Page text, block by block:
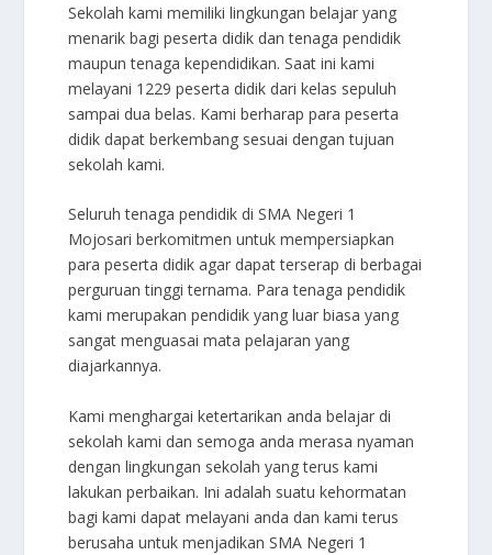
Sekolah kami memiliki lingkungan belajar yang
menarik bagi peserta didik dan tenaga pendidik
maupun tenaga kependidikan. Saat ini kami
melayani 1229 peserta didik dari kelas sepuluh
sampai dua belas. Kami berharap para peserta
didik dapat berkembang sesuai dengan tujuan
sekolah kami.
Seluruh tenaga pendidik di SMA Negeri 1
Mojosari berkomitmen untuk mempersiapkan
para peserta didik agar dapat terserap di berbagai
perguruan tinggi ternama. Para tenaga pendidik
kami merupakan pendidik yang luar biasa yang
sangat menguasai mata pelajaran yang
diajarkannya.
Kami menghargai ketertarikan anda belajar di
sekolah kami dan semoga anda merasa nyaman
dengan lingkungan sekolah yang terus kami
lakukan perbaikan. Ini adalah suatu kehormatan
bagi kami dapat melayani anda dan kami terus
berusaha untuk menjadikan SMA Negeri 1